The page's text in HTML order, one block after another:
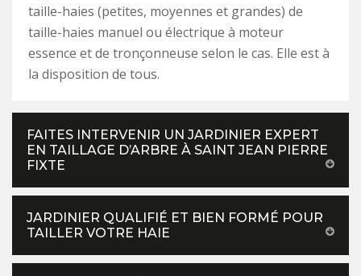
taille-haies (petites, moyennes et grandes) de
taille-haies manuel ou électrique à moteur
essence et de tronçonneuse selon le cas. Elle est à
la disposition de tous.
FAITES INTERVENIR UN JARDINIER EXPERT
EN TAILLAGE D’ARBRE À SAINT JEAN PIERRE
FIXTE
JARDINIER QUALIFIÉ ET BIEN FORMÉ POUR
TAILLER VOTRE HAIE